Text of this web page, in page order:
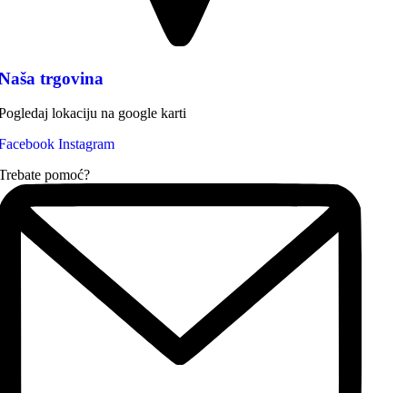
trgovina
lokaciju na google karti
Instagram
pomoć?